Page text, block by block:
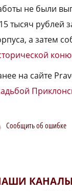
не были
тысяч рублей
а затем
на сайте
Сообщить об ошибке
КАНАЛЫ В